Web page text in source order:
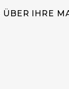
ÜBER IHRE